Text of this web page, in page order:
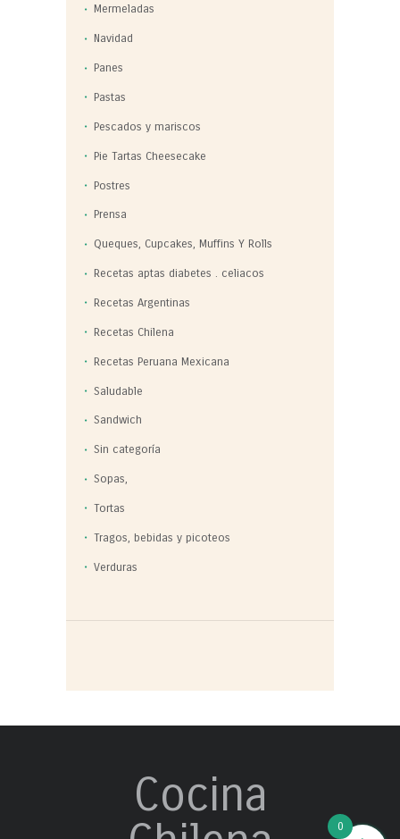
Mermeladas
Navidad
Panes
Pastas
Pescados y mariscos
Pie Tartas Cheesecake
Postres
Prensa
Queques, Cupcakes, Muffins Y Rolls
Recetas aptas diabetes . celiacos
Recetas Argentinas
Recetas Chilena
Recetas Peruana Mexicana
Saludable
Sandwich
Sin categoría
Sopas,
Tortas
Tragos, bebidas y picoteos
Verduras
Cocina
0